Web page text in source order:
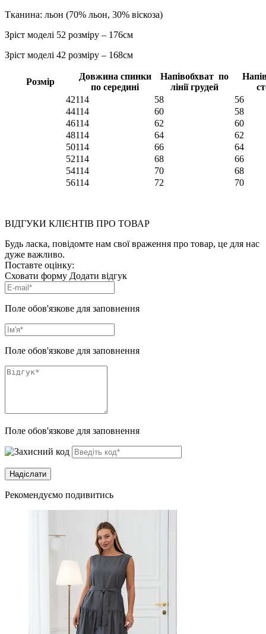
Тканина: льон (70% льон, 30% віскоза)
Зріст моделі 52 розміру – 176см
Зріст моделі 42 розміру – 168см
Розмір
Довжина спинки
по середині
Напівобхват по
лінії грудей
42114 58
56
44114 60
58
46114 62
60
48114 64
62
50114 66
64
52114 68
66
54114 70
68
56114 72 70
ВІДГУКИ КЛІЄНТІВ ПРО ТОВАР
Будь ласка, повідомте нам свої враження про товар, це для нас
дуже важливо.
Поставте оцінку:
Сховати форму Додати відгук
Поле обов'язкове для заповнення
Поле обов'язкове для заповнення
Поле обов'язкове для заповнення
Рекомендуємо подивитись